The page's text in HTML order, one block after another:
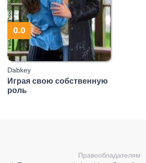
0.0
Dabkey
Играя свою собственную
роль
Правообладателям